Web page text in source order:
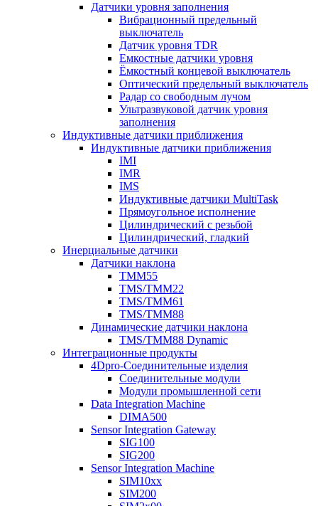
Датчики уровня заполнения
Вибрационный предельный
выключатель
Датчик уровня TDR
Емкостные датчики уровня
Ёмкостный концевой выключатель
Оптический предельный выключатель
Радар со свободным лучом
Ультразвуковой датчик уровня
заполнения
Индуктивные датчики приближения
Индуктивные датчики приближения
IMI
IMR
IMS
Индуктивные датчики MultiTask
Прямоугольное исполнение
Цилиндрический с резьбой
Цилиндрический, гладкий
Инерциальные датчики
Датчики наклона
TMM55
TMS/TMM22
TMS/TMM61
TMS/TMM88
Динамические датчики наклона
TMS/TMM88 Dynamic
Интеграционные продукты
4Dpro-Соединительные изделия
Соединительные модули
Модули промышленной сети
Data Integration Machine
DIMA500
Sensor Integration Gateway
SIG100
SIG200
Sensor Integration Machine
SIM10xx
SIM200